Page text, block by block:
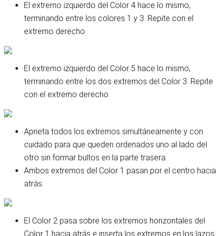
El extremo izquierdo del Color 4 hace lo mismo,
terminando entre los colores 1 y 3. Repite con el
extremo derecho.
El extremo izquierdo del Color 5 hace lo mismo,
terminando entre los dos extremos del Color 3. Repite
con el extremo derecho.
Aprieta todos los extremos simultáneamente y con
cuidado para que queden ordenados uno al lado del
otro sin formar bultos en la parte trasera.
Ambos extremos del Color 1 pasan por el centro hacia
atrás.
El Color 2 pasa sobre los extremos horizontales del
Color 1 hacia atrás e inserta los extremos en los lazos